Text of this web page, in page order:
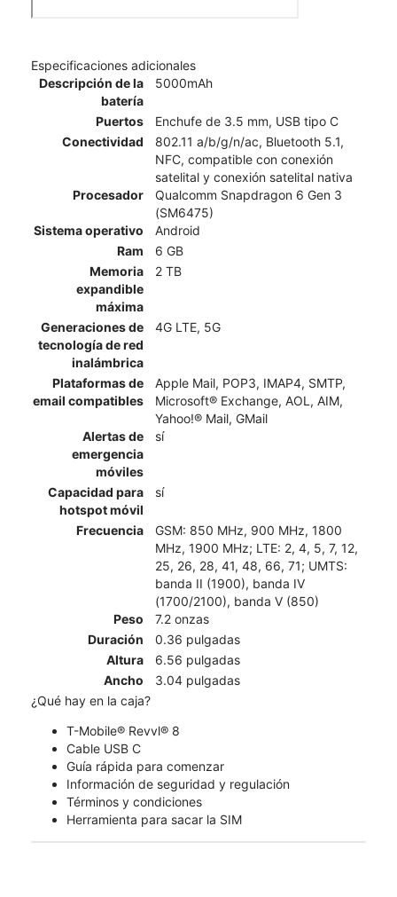
Especificaciones adicionales
Descripción de la
batería
5000mAh
Puertos
Enchufe de 3.5 mm, USB tipo C
Conectividad
802.11 a/b/g/n/ac, Bluetooth 5.1,
NFC, compatible con conexión
satelital y conexión satelital nativa
Procesador
Qualcomm Snapdragon 6 Gen 3
(SM6475)
Sistema operativo
Android
Ram
6 GB
Memoria
expandible
máxima
2 TB
Generaciones de
tecnología de red
inalámbrica
4G LTE, 5G
Plataformas de
email compatibles
Apple Mail, POP3, IMAP4, SMTP,
Microsoft® Exchange, AOL, AIM,
Yahoo!® Mail, GMail
Alertas de
emergencia
móviles
sí
Capacidad para
hotspot móvil
sí
Frecuencia
GSM: 850 MHz, 900 MHz, 1800
MHz, 1900 MHz; LTE: 2, 4, 5, 7, 12,
25, 26, 28, 41, 48, 66, 71; UMTS:
banda II (1900), banda IV
(1700/2100), banda V (850)
Peso
7.2 onzas
Duración
0.36 pulgadas
Altura
6.56 pulgadas
Ancho
3.04 pulgadas
¿Qué hay en la caja?
T-Mobile® Revvl® 8
Cable USB C
Guía rápida para comenzar
Información de seguridad y regulación
Términos y condiciones
Herramienta para sacar la SIM